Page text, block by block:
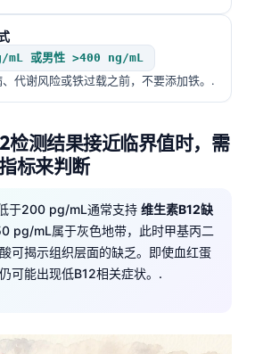
或男性 >400 ng/mL
代谢风险或铁过载之前，不要添加铁。.
检测结果接近临界值时，需
标来判断
于200 pg/mL通常支持 维生素B12缺
pg/mL属于灰色地带，此时甲基丙二
可揭示组织层面的缺乏。即使血红蛋
可能出现低B12相关症状。.